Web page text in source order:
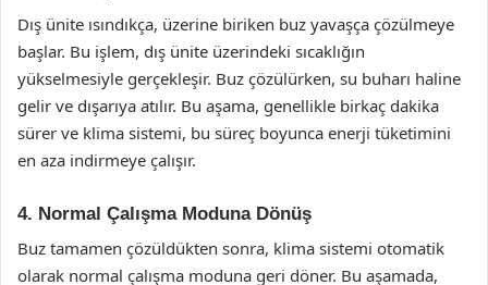
Dış ünite ısındıkça, üzerine biriken buz yavaşça çözülmeye
başlar. Bu işlem, dış ünite üzerindeki sıcaklığın
yükselmesiyle gerçekleşir. Buz çözülürken, su buharı haline
gelir ve dışarıya atılır. Bu aşama, genellikle birkaç dakika
sürer ve klima sistemi, bu süreç boyunca enerji tüketimini
en aza indirmeye çalışır.
4. Normal Çalışma Moduna Dönüş
Buz tamamen çözüldükten sonra, klima sistemi otomatik
olarak normal çalışma moduna geri döner. Bu aşamada,